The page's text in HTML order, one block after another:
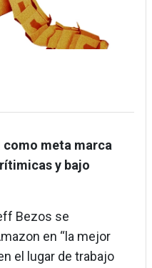
meta marca
y bajo
Bezos se
en “la mejor
el lugar de trabajo